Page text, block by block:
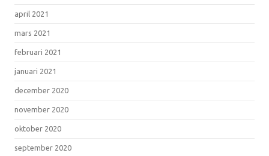
april 2021
mars 2021
februari 2021
januari 2021
december 2020
november 2020
oktober 2020
september 2020